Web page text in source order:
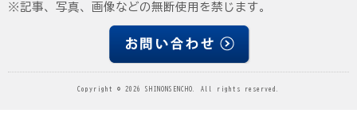
※記事、写真、画像などの無断使用を禁じます。
Copyright © 2026 SHINONSENCHO. All rights reserved.